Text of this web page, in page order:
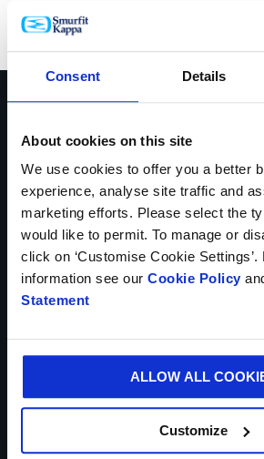
Consent Details
About cookies on this site
We use cookies to offer you a better
experience, analyse site traffic and
marketing efforts. Please select the
would like to permit. To manage or
click on ‘Customise Cookie Settings’.
information see our Cookie Policy
Statement
ALLOW ALL
Customize
Habla con
expertos para
resolver los
negocio
Contáctate con
* Campos obligatorios